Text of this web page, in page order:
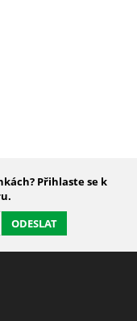
Přihlaste se k
ODESLAT